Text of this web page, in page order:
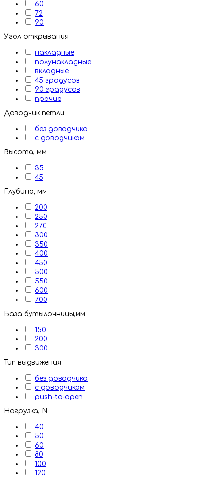
60
72
90
Угол открывания
накладные
полунакладные
вкладные
45 градусов
90 градусов
прочие
Доводчик петли
без доводчика
с доводчиком
Высота, мм
35
45
Глубина, мм
200
250
270
300
350
400
450
500
550
600
700
База бутылочницы,мм
150
200
300
Тип выдвижения
без доводчика
с доводчиком
push-to-open
Нагрузка, N
40
50
60
80
100
120